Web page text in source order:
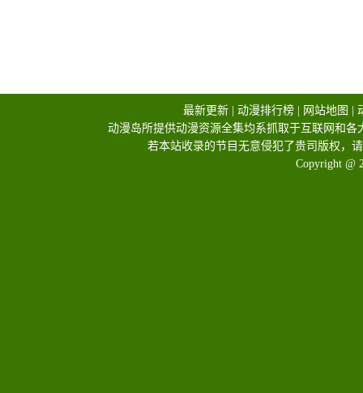
最新更新 动漫排行榜 网站地图
动漫岛所提供动漫资源全集均系抓取于互联网和
若本站收录的节目无意侵犯了贵司版权，
Copyright @